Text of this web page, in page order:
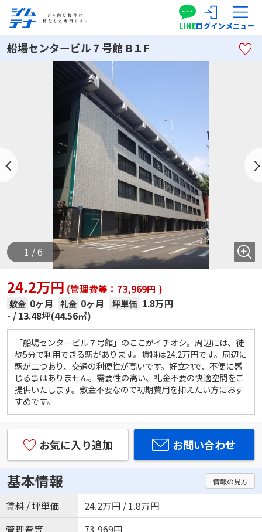
LINEログインメニュー
船場センタービル７号館 B１F
1 / 6
24.2万円 (管理費等：73,969円 )
敷金 0ヶ月 礼金 0ヶ月 坪単価 1.8万円
-
13.48坪(44.56㎡)
「船場センタービル７号館」のここがイチオシ。周辺には、徒
歩5分で利用できる駅があります。賃料は24.2万円です。周辺に
駅が二つあり、交通の利便性が高いです。好立地で、不便に感
じる事はありません。需要性の高い、礼金不要の快適空間をご
提供いたします。敷金不要なので初期費用を抑えたい方におす
すめです。
お気に入り追加 お問い合わせ
基本情報 情報の見方
賃料 / 坪単価
24.2万円 / 1.8万円
管理費等
73,969円